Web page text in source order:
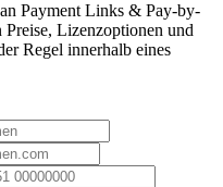
Payment Links & Pay-by-
Lizenzoptionen und
Regel innerhalb eines